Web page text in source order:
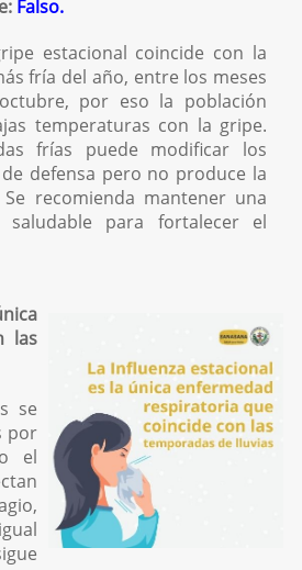
Falso.
estacional coincide con la
fría del año, entre los meses
por eso la población
temperaturas con la gripe.
frías puede modificar los
defensa pero no produce la
Se recomienda mantener una
saludable para fortalecer el
las
se
por
el